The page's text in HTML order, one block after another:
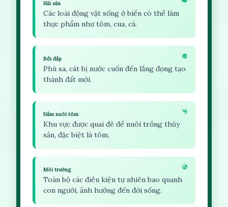
Hải sản
Các loài động vật sống ở biển có thể làm
thực phẩm như tôm, cua, cá.
Bồi đắp
Phù sa, cát bị nước cuốn đến lắng đọng tạo
thành đất mới.
Đầm nuôi tôm
Khu vực được quai đê để nuôi trồng thủy
sản, đặc biệt là tôm.
Môi trường
Toàn bộ các điều kiện tự nhiên bao quanh
con người, ảnh hưởng đến đời sống.